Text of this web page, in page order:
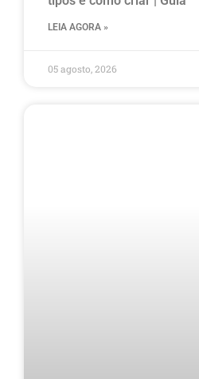
LEIA AGORA »
05 agosto, 2026